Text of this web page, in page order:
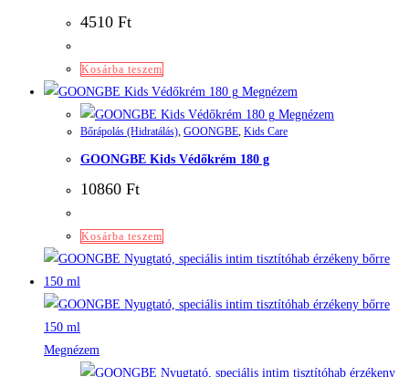
4510 Ft
Kosárba teszem
Megnézem
Megnézem
Bőrápolás (Hidratálás), GOONGBE, Kids Care
GOONGBE Kids Védőkrém 180 g
10860 Ft
Kosárba teszem
Megnézem